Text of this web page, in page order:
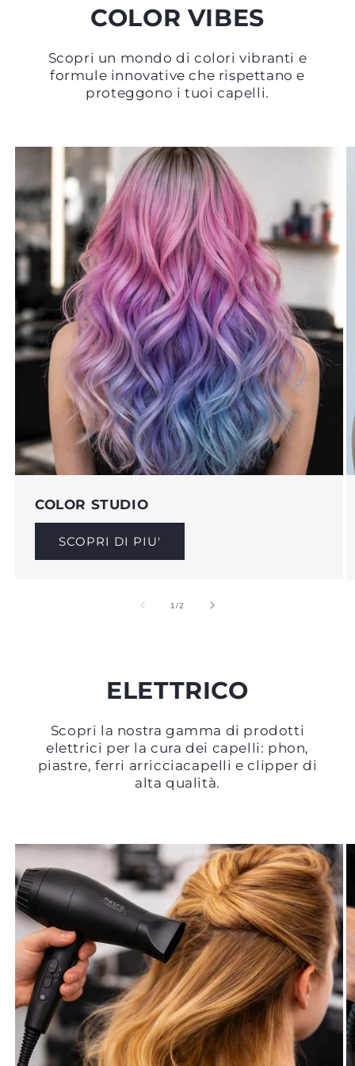
COLOR VIBES
Scopri un mondo di colori vibranti e
formule innovative che rispettano e
proteggono i tuoi capelli.
COLOR STUDIO
SCOPRI DI PIU'
1/su
2
ELETTRICO
Scopri la nostra gamma di prodotti
elettrici per la cura dei capelli: phon,
piastre, ferri arricciacapelli e clipper di
alta qualità.